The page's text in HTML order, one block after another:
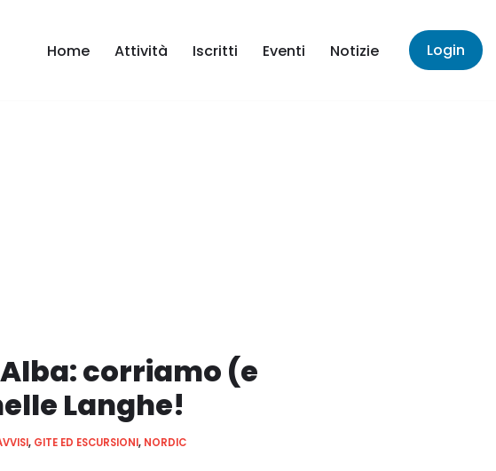
Home Attività Iscritti Eventi Notizie Login
corriamo (e
Langhe!
, GITE ED ESCURSIONI, NORDIC